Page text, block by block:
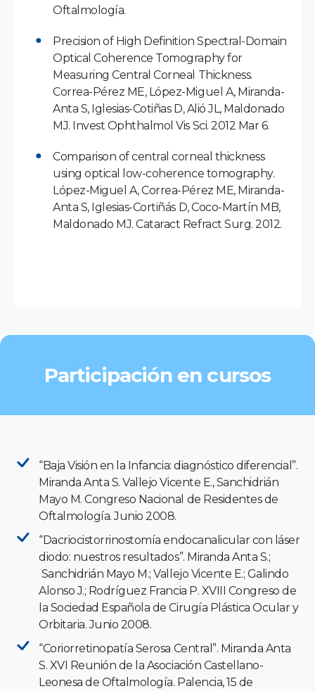
Oftalmología.
Precision of High Definition Spectral-Domain
Optical Coherence Tomography for
Measuring Central Corneal Thickness.
Correa-Pérez ME, López-Miguel A, Miranda-
Anta S, Iglesias-Cotiñas D, Alió JL, Maldonado
MJ. Invest Ophthalmol Vis Sci. 2012 Mar 6.
Comparison of central corneal thickness
using optical low-coherence tomography.
López-Miguel A, Correa-Pérez ME, Miranda-
Anta S, Iglesias-Cortiñás D, Coco-Martín MB,
Maldonado MJ. Cataract Refract Surg. 2012.
Participación en cursos
“Baja Visión en la Infancia: diagnóstico diferencial”.
Miranda Anta S. Vallejo Vicente E., Sanchidrián
Mayo M. Congreso Nacional de Residentes de
Oftalmología. Junio 2008.
“Dacriocistorrinostomía endocanalicular con láser
diodo: nuestros resultados”. Miranda Anta S.;
Sanchidrián Mayo M.; Vallejo Vicente E.; Galindo
Alonso J.; Rodríguez Francia P. XVIII Congreso de
la Sociedad Española de Cirugía Plástica Ocular y
Orbitaria. Junio 2008.
“Coriorretinopatía Serosa Central”. Miranda Anta
S. XVI Reunión de la Asociación Castellano-
Leonesa de Oftalmología. Palencia, 15 de